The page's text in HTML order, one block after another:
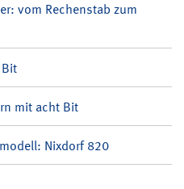
vom Rechenstab zum
mit acht Bit
Nixdorf 820